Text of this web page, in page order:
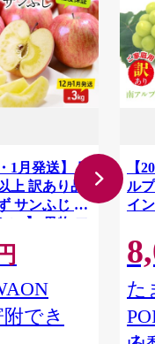
1月発送】 蜜
り品
サンふじ 約
ご 】 果物 フ
糖度測定 褐
物 年末 挨拶
でき
【
ル
イ
た